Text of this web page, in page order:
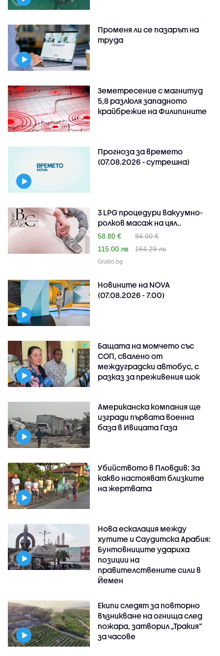
Променя ли се пазарът на
труда
Земетресение с магнитуд
5,8 разлюля западното
крайбрежие на Филипините
Прогноза за времето
(07.08.2026 - сутрешна)
3 LPG процедури вакуумно-
ролков масаж на цял..
58.80 €
84.00 €
115.00 лв
164.29 лв
Grabo.bg
Новините на NOVA
(07.08.2026 - 7.00)
Бащата на момчето със
СОП, свалено от
междуградски автобус, с
разказ за преживения шок
Американска компания ще
изгради първата военна
база в Ивицата Газа
Убийството в Пловдив: За
какво настояват близките
на жертвата
Нова ескалация между
хутите и Саудитска Арабия:
Бунтовниците удариха
позиции на
правителствените сили в
Йемен
Екипи следят за повторно
възникване на огнища след
пожара, затворил „Тракия“
за часове